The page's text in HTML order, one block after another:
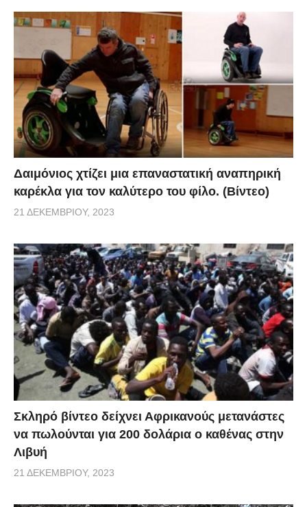
Δαιμόνιος χτίζει μια επαναστατική αναπηρική
καρέκλα για τον καλύτερο του φίλο. (Βίντεο)
21 ΔΕΚΕΜΒΡΊΟΥ, 2023
Σκληρό βίντεο δείχνει Αφρικανούς μετανάστες
να πωλούνται για 200 δολάρια ο καθένας στην
Λιβυή
21 ΔΕΚΕΜΒΡΊΟΥ, 2023